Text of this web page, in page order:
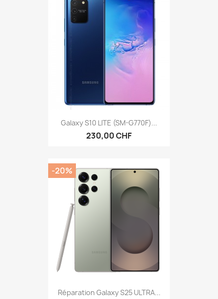
Galaxy S10 LITE (SM-G770F)...
230,00 CHF
Réparation Galaxy S25 ULTRA...
-20%